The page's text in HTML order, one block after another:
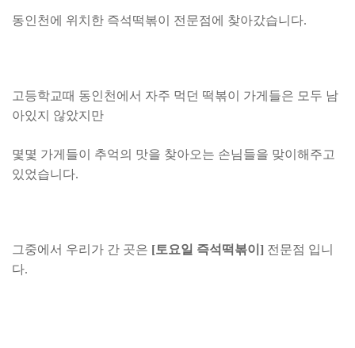
동인천에 위치한 즉석떡볶이 전문점에 찾아갔습니다.
고등학교때 동인천에서 자주 먹던 떡볶이 가게들은 모두 남
아있지 않았지만
몇몇 가게들이 추억의 맛을 찾아오는 손님들을 맞이해주고
있었습니다.
그중에서 우리가 간 곳은 [토요일 즉석떡볶이] 전문점 입니
다.